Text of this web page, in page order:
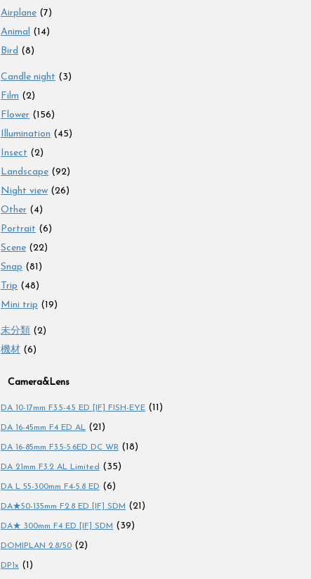
Airplane (7)
Animal (14)
Bird (8)
Candle night (3)
Film (2)
Flower (156)
Illumination (45)
Insect (2)
Landscape (92)
Night view (26)
Other (4)
Portrait (6)
Scene (22)
Snap (81)
Trip (48)
Mini trip (19)
未分類 (2)
機材 (6)
Camera&Lens
DA 10-17mm F3.5-4.5 ED [IF] FISH-EYE (11)
DA 16-45mm F4 ED AL (21)
DA 16-85mm F3.5-5.6ED DC WR (18)
DA 21mm F3.2 AL Limited (35)
DA L 55-300mm F4-5.8 ED (6)
DA★50-135mm F2.8 ED [IF] SDM (21)
DA★ 300mm F4 ED [IF] SDM (39)
DOMIPLAN 2.8/50 (2)
DP1x (1)